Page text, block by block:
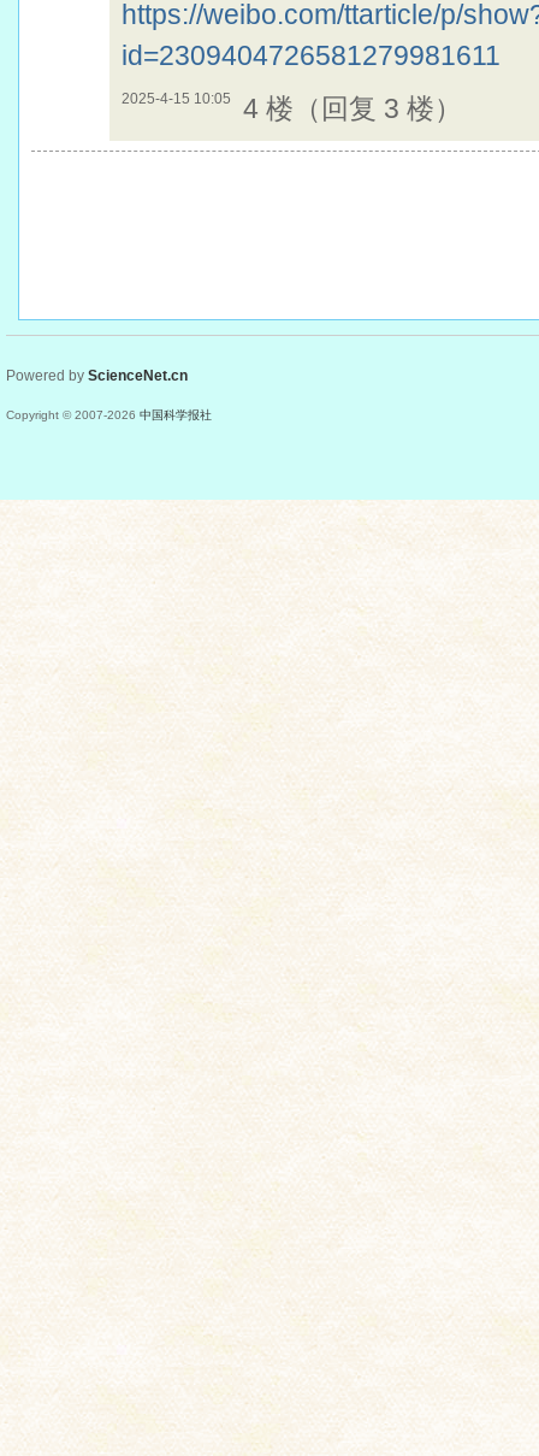
https://weibo.com/ttarticle/p/
id=2309404726581279981611
2025-4-15 10:05 4 楼（回复 3 楼）
Powered by ScienceNet.cn
Copyright © 2007-2026 中国科学报社